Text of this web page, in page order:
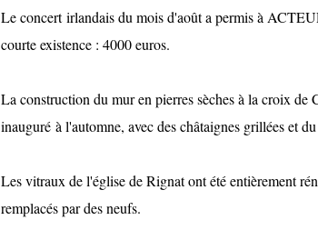
Le concert irlandais du mois d'août a permis à
courte existence : 4000 euros.
La construction du mur en pierres sèches à la croix de
inauguré à l'automne, avec des châtaignes grillées et
Les vitraux de l'église de Rignat ont été entièrement
remplacés par des neufs.